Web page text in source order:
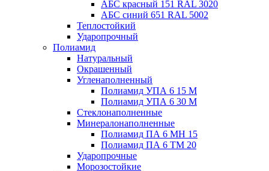
АБС красный 151 RAL 3020
АБС синий 651 RAL 5002
Теплостойкий
Ударопрочный
Полиамид
Натуральный
Окрашенный
Угленаполненный
Полиамид УПА 6 15 М
Полиамид УПА 6 30 М
Стеклонаполненные
Минералонаполненные
Полиамид ПА 6 МН 15
Полиамид ПА 6 ТМ 20
Ударопрочные
Морозостойкие